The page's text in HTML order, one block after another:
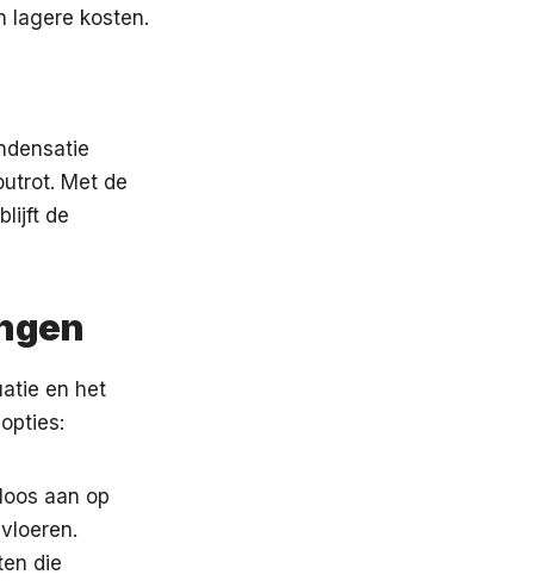
lagere kosten.
Met de
de
en het
aan op
die